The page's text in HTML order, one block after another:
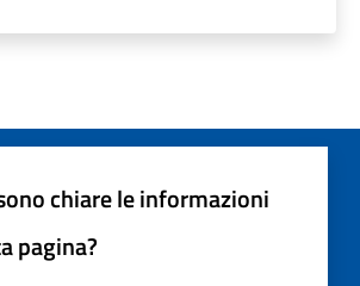
chiare le informazioni
pagina?